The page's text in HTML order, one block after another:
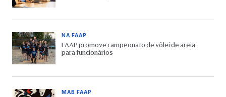
NA FAAP
FAAP promove campeonato de vôlei de areia
para funcionários
MAB FAAP